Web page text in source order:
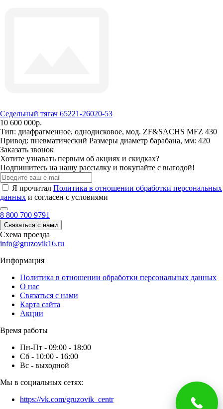
Седельный тягач 65221-26020-53
10 600 000р.
Тип: диафрагменное, однодисковое, мод. ZF&SACHS MFZ 430
Привод: пневматический Размеры диаметр барабана, мм: 420
Заказать звонок
Хотите узнавать первым об акциях и скидках?
Подпишитесь на нашу рассылку и покупайте с выгодой!
Я прочитал Политика в отношении обработки персональных
данных и согласен с условиями
8 800 700 9791
Связаться с нами
Схема проезда
info@gruzovik16.ru
Информация
Политика в отношении обработки персональных данных
О нас
Связаться с нами
Карта сайта
Акции
Время работы
Пн-Пт - 09:00 - 18:00
Сб - 10:00 - 16:00
Вс - выходной
Мы в социальных сетях:
https://vk.com/gruzovik_centr